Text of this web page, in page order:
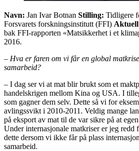
Navn: Jan Ivar Botnan Stilling: Tidligere
Forsvarets forskningsinstitutt (FFI)
bak FFI-rapporten «Matsikkerhet i et
2016.
– Hva er faren om vi får en global
samarbeid?
– I dag ser vi at mat blir brukt som et
handelskrigen mellom Kina og USA. I
som gagner dem selv. Dette så vi for
avlingssvikt i 2010-2011. Veldig mange
på eksport av mat til de var sikre på at
Under internasjonale matkriser er jeg redd
dette dersom vi ikke får på plass
samarbeid.